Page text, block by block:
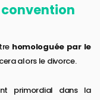
convention
homologuée par le
alors le divorce.
primordial dans la